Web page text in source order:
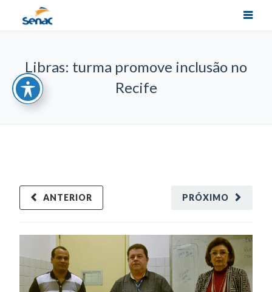
Libras: turma promove inclusão no
Recife
PRÓXIMO
ANTERIOR